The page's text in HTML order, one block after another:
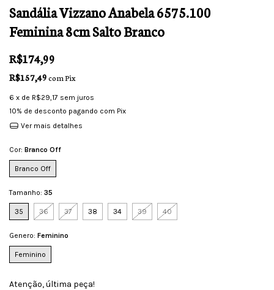
Sandália Vizzano Anabela 6575.100
Feminina 8cm Salto Branco
R$174,99
R$157,49comPix
6 x de R$29,17 sem juros
10% de desconto pagando com Pix
Ver mais detalhes
Cor: Branco Off
Branco Off
Tamanho: 35
35 36 37 38 34 39 40
Genero: Feminino
Feminino
Atenção, última peça!